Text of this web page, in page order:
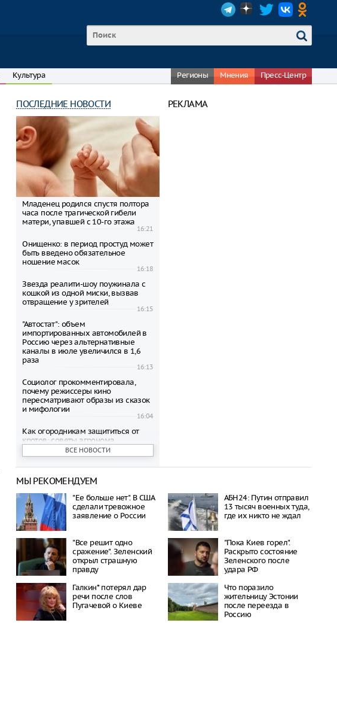
Культура Регионы Мнения Пресс-Центр
ПОСЛЕДНИЕ НОВОСТИ
Младенец родился спустя полтора
часа после трагической гибели
матери, упавшей с 10-го этажа
16:21
Онищенко: в период простуд может
быть введено обязательное
ношение масок
16:18
Звезда реалити-шоу поужинала с
кошкой из одной миски, вызвав
отвращение у зрителей
16:15
"Автостат": объем
импортированных автомобилей в
Россию через альтернативные
каналы в июле увеличился в 1,6
раза
16:13
Социолог прокомментировала,
почему режиссеры кино
пересматривают образы из сказок
и мифологии
16:04
Как огородникам защититься от
кротов: советы агронома
16:01
условному сроку в четыре года
Юрист пояснил, кому достанутся
средства в случае банкротства
продавца
Вечеринка в честь премьеры
нового фильма о Человеке-пауке
пройдет в России
Предложили сократить рабочий
день из-за необычной жары
Метро Москвы стало восьмым
чудом света по мнению
ВСЕ НОВОСТИ
РЕКЛАМА
МЫ РЕКОМЕНДУЕМ
"Ее больше нет". В США
сделали тревожное
заявление о России
АБН24: Путин отправил
13 тысяч военных туда,
где их никто не ждал
"Все решит одно
сражение". Зеленский
открыл страшную
правду
"Пока Киев горел".
Раскрыто состояние
Зеленского после
удара РФ
Галкин* потерял дар
речи после слов
Пугачевой о Киеве
Что поразило
жительницу Эстонии
после переезда в
Россию